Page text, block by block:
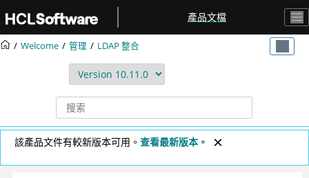
產品文檔
Welcome 管理 LDAP 整合
該產品文件有較新版本可用。 查看最新版本。